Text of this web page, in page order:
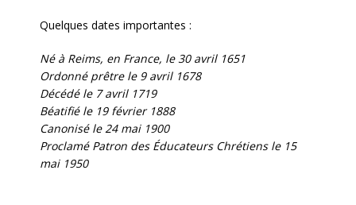
Quelques dates importantes :
Né à Reims, en France, le 30 avril 1651
Ordonné prêtre le 9 avril 1678
Décédé le 7 avril 1719
Béatifié le 19 février 1888
Canonisé le 24 mai 1900
Proclamé Patron des Éducateurs Chrétiens le 15
mai 1950